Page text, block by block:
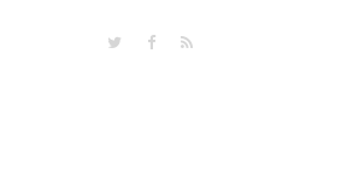
TwitterFacebook
RSS